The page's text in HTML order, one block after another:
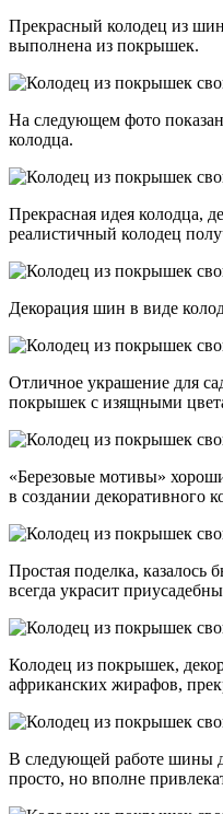
Прекрасный колодец из
выполнена из покрышек.
На следующем фото
колодца.
Прекрасная идея колодца,
реалистичный колодец
Декорация шин в виде
Отличное украшение для
покрышек с изящными
«Березовые мотивы»
в создании декоративного
Простая поделка, казалось
всегда украсит
Колодец из покрышек,
африканских жирафов,
В следующей работе шины
просто, но вполне